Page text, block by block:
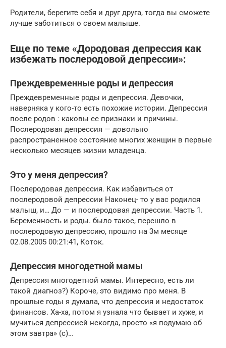
Родители, берегите себя и друг друга, тогда вы сможете
лучше заботиться о своем малыше.
Еще по теме «Дородовая депрессия как
избежать послеродовой депрессии»:
Преждевременные роды и депрессия
Преждевременные роды и депрессия. Девочки,
наверняка у кого-то есть похожие истории. Депрессия
после родов : каковы ее признаки и причины.
Послеродовая депрессия — довольно
распространенное состояние многих женщин в первые
несколько месяцев жизни младенца.
Это у меня депрессия?
Послеродовая депрессия. Как избавиться от
послеродовой депрессии Наконец- то у вас родился
малыш, и… До — и послеродовая депрессии. Часть 1.
Беременность и роды. было такое, перешло в
послеродовую депрессию, прошло на 3м месяце
02.08.2005 00:21:41, Коток.
Депрессия многодетной мамы
Депрессия многодетной мамы. Интересно, есть ли
такой диагноз?) Короче, это видимо про меня. В
прошлые годы я думала, что депрессия и недостаток
финансов. Ха-ха, потом я узнала что бывает и хуже, и
мучиться депрессией некогда, просто «я подумаю об
этом завтра» (с)…